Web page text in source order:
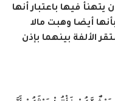
يتهنأ فيها باعتبار أنها
أيضا وهبت مالا
الألفة بينهما بإذن